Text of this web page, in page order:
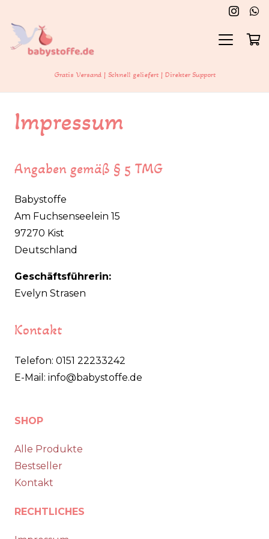
Gratis Versand | Schnell geliefert | Direkter Support
Impressum
Angaben gemäß § 5 TMG
Babystoffe
Am Fuchsenseelein 15
97270 Kist
Deutschland
Geschäftsführerin:
Evelyn Strasen
Kontakt
Telefon: 0151 22233242
E-Mail: info@babystoffe.de
SHOP
Alle Produkte
Bestseller
Kontakt
RECHTLICHES